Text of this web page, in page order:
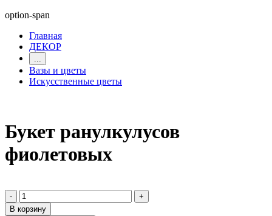
option-span
Главная
ДЕКОР
...
Вазы и цветы
Искусственные цветы
Букет ранулкулусов
фиолетовых
-
+
В корзину